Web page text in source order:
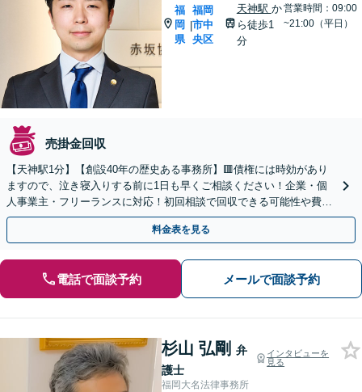
福
岡
県
|
福岡
市中
央区
天神駅 か
ら徒歩1
分
営業時間：09:00
~21:00（平日）
売掛金回収
【天神駅1分】【創設40年の歴史ある事務所】🟥債権には時効があり
ますので、泣き寝入りする前に1日も早くご相談ください！企業・個
人事業主・フリーランスに対応！初回相談で回収できる可能性や費用
などをご説明します【夜間・休日対応可】
料金表を見る
電話で面談予約 メールで面談予約
杉山 弘剛 弁
護士
インタビューを
見る
福岡大名法律事務所